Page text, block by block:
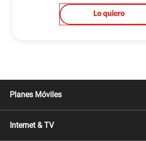
Lo quiero
Planes Móviles
Línea Nueva
Línea Adicional
Internet & TV